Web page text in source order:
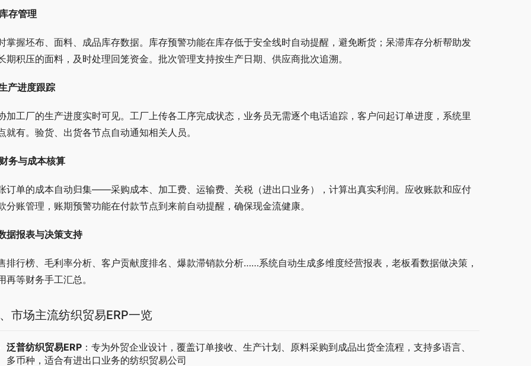
存管理
掌握坯布、面料、成品库存数据。库存预警功能在库存低于安全线时自动提醒，避免断货；呆滞库存分析帮助发
期积压的面料，及时处理回笼资金。批次管理支持按生产日期、供应商批次追溯。
产进度跟踪
加工厂的生产进度实时可见。工厂上传各工序完成状态，业务员无需逐个电话追踪，客户问起订单进度，系统里
就有。验货、出货各节点自动通知相关人员。
务与成本核算
订单的成本自动归集——采购成本、加工费、运输费、关税（进出口业务），计算出真实利润。应收账款和应付
分账管理，账期预警功能在付款节点到来前自动提醒，确保现金流健康。
据报表与决策支持
排行榜、毛利率分析、客户贡献度排名、爆款滞销款分析……系统自动生成多维度经营报表，老板看数据做决策，
再等财务手工汇总。
市场主流纺织贸易ERP一览
泛普纺织贸易ERP ：专为外贸企业设计，覆盖订单接收、生产计划、原料采购到成品出货全流程，支持多语言、
多币种，适合有进出口业务的纺织贸易公司